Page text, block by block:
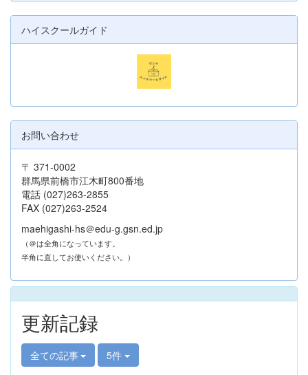
ハイスクールガイド
お問い合わせ
〒 371-0002
群馬県前橋市江木町800番地
電話 (027)263-2855
FAX (027)263-2524
maehigashi-hs＠edu-g.gsn.ed.jp
（＠は全角になっています。
半角に直してお使いください。）
更新記録
全ての記事 5件